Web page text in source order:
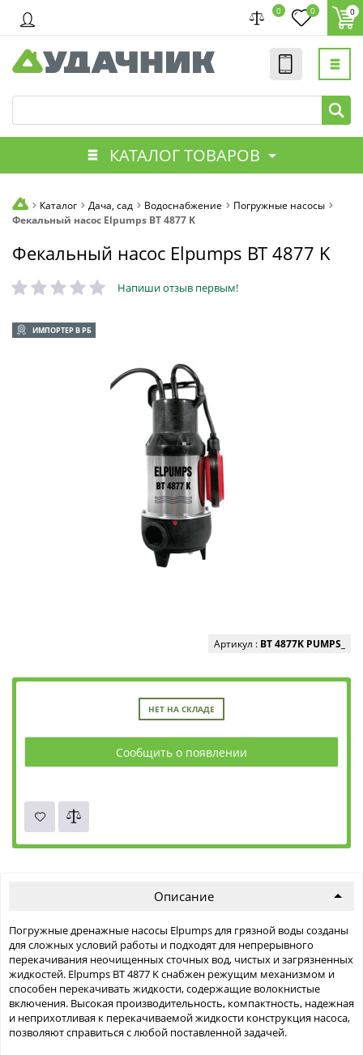
0 0 0
КАТАЛОГ ТОВАРОВ
Каталог Дача, сад Водоснабжение
Погружные насосы
Фекальный насос Elpumps BT 4877 K
Фекальный насос Elpumps BT 4877 K
Напиши отзыв первым!
ИМПОРТЕР В РБ
Артикул : BT 4877K PUMPS_
НЕТ НА СКЛАДЕ
Сообщить о появлении
Описание
Погружные дренажные насосы Elpumps для грязной воды созданы
для сложных условий работы и подходят для непрерывного
перекачивания неочищенных сточных вод, чистых и загрязненных
жидкостей. Elpumps BT 4877 K снабжен режущим механизмом и
способен перекачивать жидкости, содержащие волокнистые
включения. Высокая производительность, компактность, надежная
и неприхотливая к перекачиваемой жидкости конструкция насоса,
позволяют справиться с любой поставленной задачей.